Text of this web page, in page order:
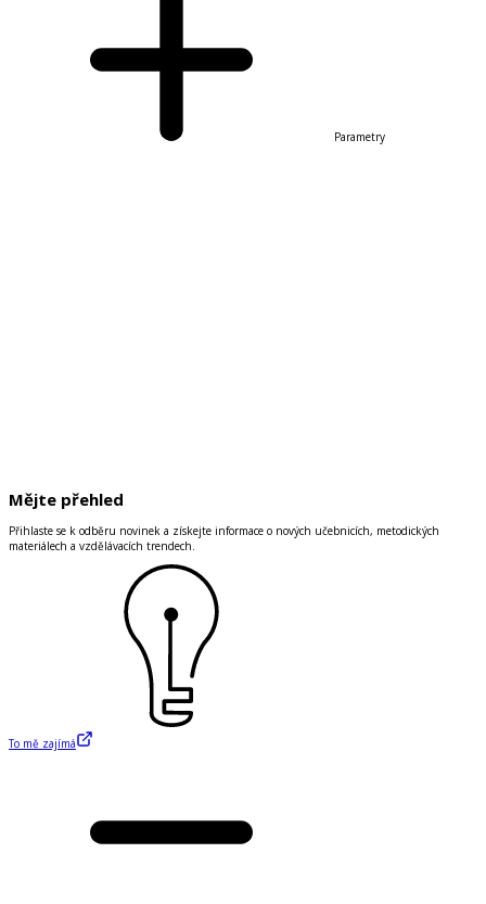
Parametry
Mějte přehled
Přihlaste se k odběru novinek a získejte informace o nových učebnicích, metodických
materiálech a vzdělávacích trendech.
To mě zajímá